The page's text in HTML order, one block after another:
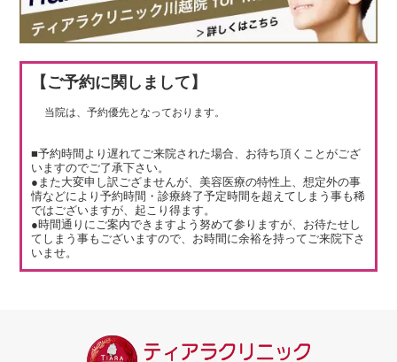
【ご予約に関しまして】
当院は、予約優先となっております。
■予約時間より遅れてご来院された場合、お待ち頂くことがござ
いますのでご了承下さい。
●また大変申し訳ござませんが、美容医療の特性上、想定外の事
情などにより予約時間・診療終了予定時間を超えてしまう事も稀
ではございますが、起こり得ます。
●時間通りにご案内できますよう努めて参りますが、お待たせし
てしまう事もございますので、お時間に余裕を持ってご来院下さ
いませ。